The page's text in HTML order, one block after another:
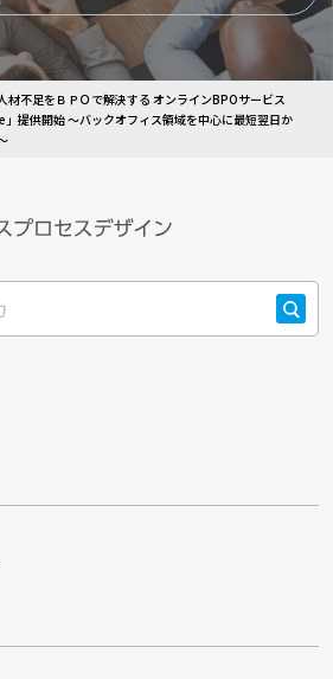
材不足をＢＰＯで解決する オンラインBPOサービス
」提供開始 ～バックオフィス領域を中心に最短翌日か
検索